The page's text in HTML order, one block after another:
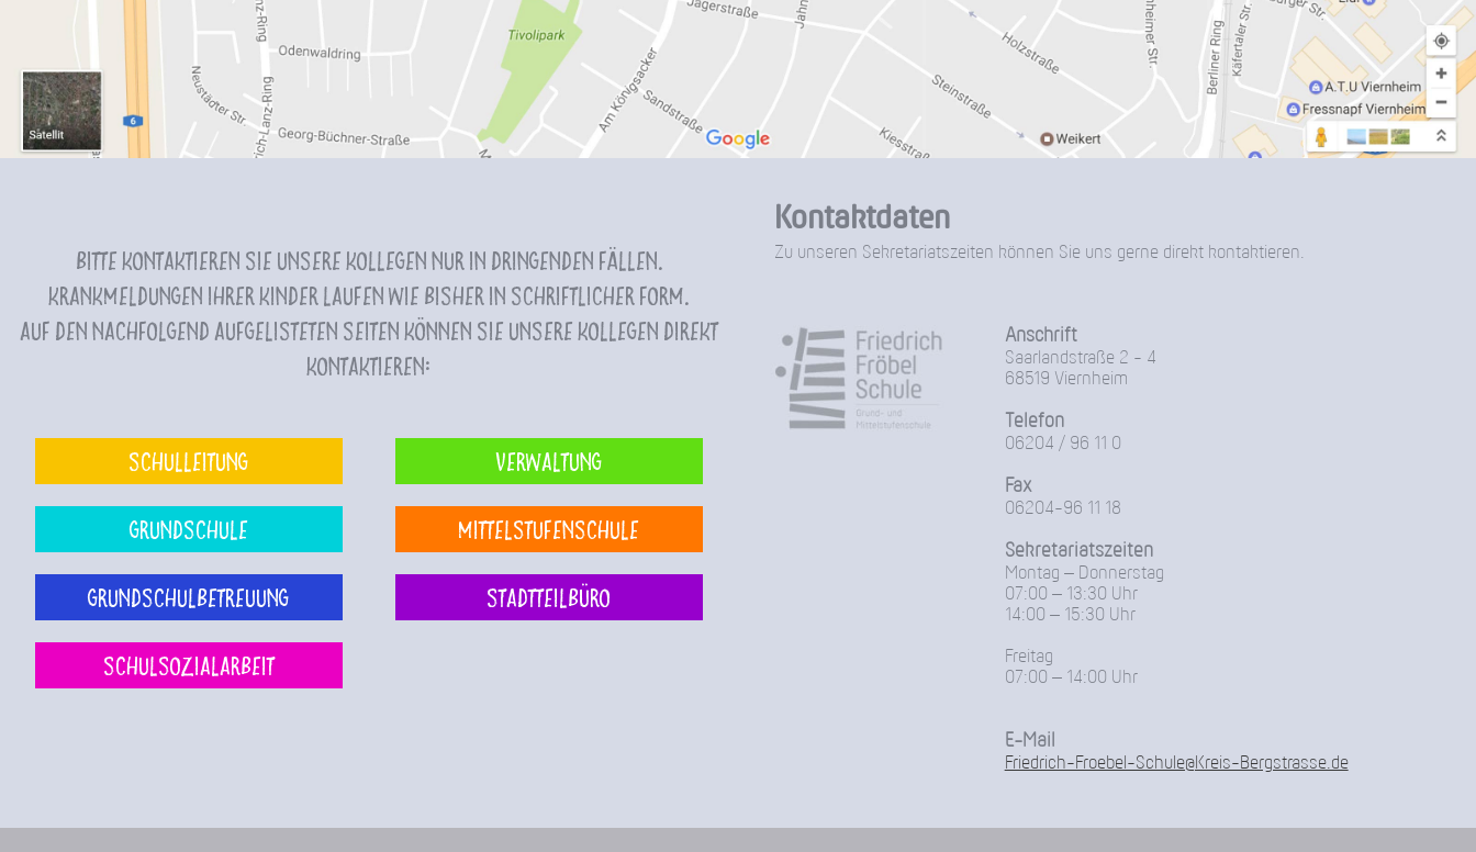
Bitte kontaktieren Sie unsere Kollegen nur in dringenden Fällen.
Krankmeldungen Ihrer Kinder laufen wie bisher in schriftlicher Form.
Auf den nachfolgend aufgelisteten Seiten können Sie unsere Kollegen direkt
kontaktieren:
Schulleitung Verwaltung
Grundschule Mittelstufenschule
Grundschulbetreuung Stadtteilbüro
Schulsozialarbeit
Kontaktdaten
Zu unseren Sekretariatszeiten können Sie uns gerne direkt kontaktieren.
Anschrift
Saarlandstraße 2 - 4
68519 Viernheim
Telefon
06204 / 96 11 0
Fax
06204-96 11 18
Sekretariatszeiten
Montag – Donnerstag
07:00 – 13:30 Uhr
14:00 – 15:30 Uhr
Freitag
07:00 – 14:00 Uhr
E-Mail
Friedrich-Froebel-Schule@Kreis-Bergstrasse.de